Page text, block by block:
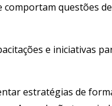
questões
e iniciativas
estratégias de